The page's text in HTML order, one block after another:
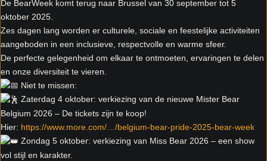
De BearWeek komt terug naar Brussel van 30 september tot 5
oktober 2025.
Zes dagen lang worden er culturele, sociale en feestelijke activiteiten
aangeboden in een inclusieve, respectvolle en warme sfeer.
De perfecte gelegenheid om elkaar te ontmoeten, ervaringen te delen
en onze diversiteit te vieren.
Niet te missen:
Zaterdag 4 oktober: verkiezing van de nieuwe Mister Bear
Belgium 2026 – De tickets zijn te koop!
Hier: https://www.more.com/…/belgium-bear-pride-2025-bear-week
Zondag 5 oktober: verkiezing van Miss Bear 2026 – een show
vol stijl en karakter.